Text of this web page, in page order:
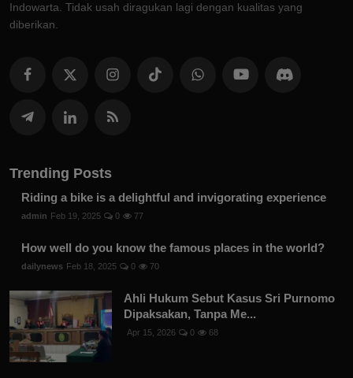
Indowarta. Tidak usah diragukan lagi dengan kualitas yang
diberikan.
Trending Posts
Riding a bike is a delightful and invigorating experience
admin Feb 19, 2025 0 77
How well do you know the famous places in the world?
dailynews Feb 18, 2025 0 70
Ahli Hukum Sebut Kasus Sri Purnomo
Dipaksakan, Tanpa Me...
Apr 15, 2026 0 68